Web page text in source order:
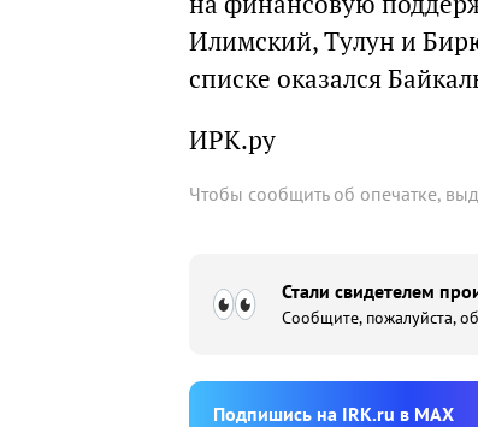
Илимский, Тулун и
списке оказался
ИРК.ру
Чтобы сообщить об опечатке,
Стали свидетелем
Сообщите, пожалуйста,
Подпишиcь на IRK.ru в MAX